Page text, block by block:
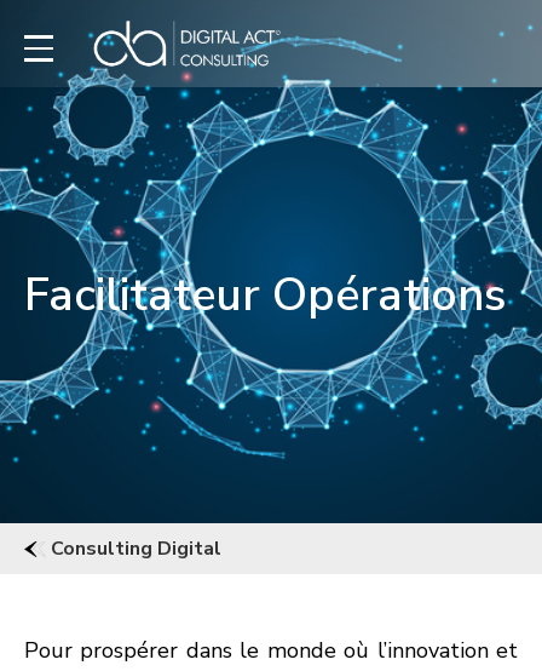
Facilitateur Opérations
Consulting Digital
Pour prospérer dans le monde où l’innovation et